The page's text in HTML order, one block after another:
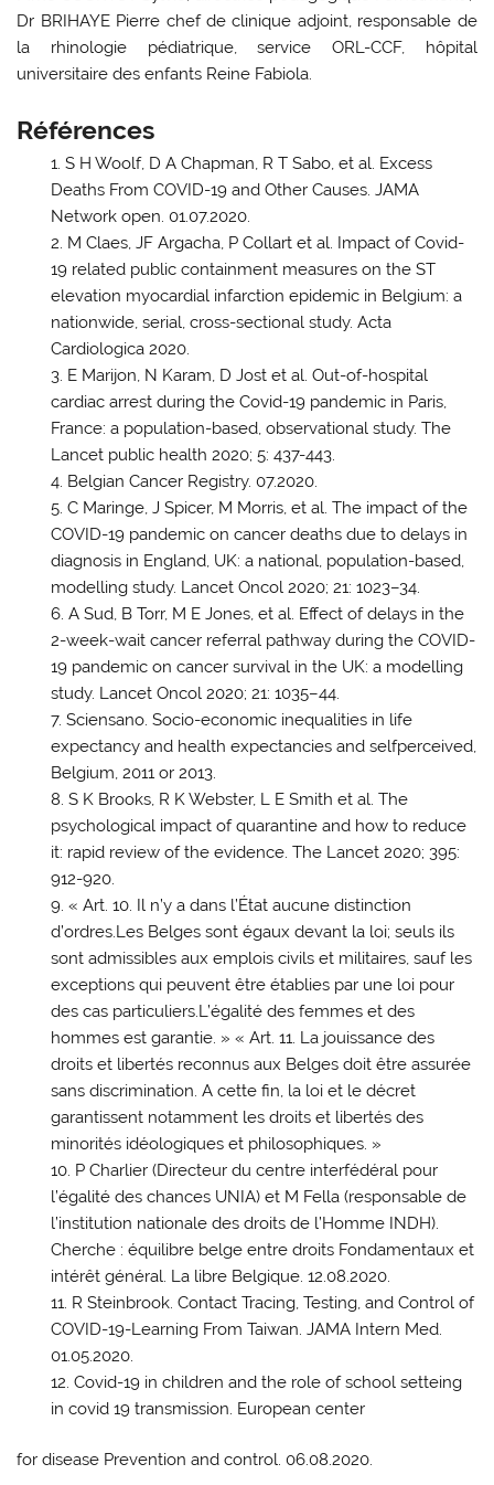
Dr BRIHAYE Pierre chef de clinique adjoint, responsable de
la rhinologie pédiatrique, service ORL-CCF, hôpital
universitaire des enfants Reine Fabiola.
Références
S H Woolf, D A Chapman, R T Sabo, et al. Excess
Deaths From COVID-19 and Other Causes. JAMA
Network open. 01.07.2020.
M Claes, JF Argacha, P Collart et al. Impact of Covid-
19 related public containment measures on the ST
elevation myocardial infarction epidemic in Belgium: a
nationwide, serial, cross-sectional study. Acta
Cardiologica 2020.
E Marijon, N Karam, D Jost et al. Out-of-hospital
cardiac arrest during the Covid-19 pandemic in Paris,
France: a population-based, observational study. The
Lancet public health 2020; 5: 437-443.
Belgian Cancer Registry. 07.2020.
C Maringe, J Spicer, M Morris, et al. The impact of the
COVID-19 pandemic on cancer deaths due to delays in
diagnosis in England, UK: a national, population-based,
modelling study. Lancet Oncol 2020; 21: 1023–34.
A Sud, B Torr, M E Jones, et al. Effect of delays in the
2-week-wait cancer referral pathway during the COVID-
19 pandemic on cancer survival in the UK: a modelling
study. Lancet Oncol 2020; 21: 1035–44.
Sciensano. Socio-economic inequalities in life
expectancy and health expectancies and selfperceived,
Belgium, 2011 or 2013.
S K Brooks, R K Webster, L E Smith et al. The
psychological impact of quarantine and how to reduce
it: rapid review of the evidence. The Lancet 2020; 395:
912-920.
« Art. 10. Il n’y a dans l’État aucune distinction
d’ordres.Les Belges sont égaux devant la loi; seuls ils
sont admissibles aux emplois civils et militaires, sauf les
exceptions qui peuvent être établies par une loi pour
des cas particuliers.L’égalité des femmes et des
hommes est garantie. » « Art. 11. La jouissance des
droits et libertés reconnus aux Belges doit être assurée
sans discrimination. A cette fin, la loi et le décret
garantissent notamment les droits et libertés des
minorités idéologiques et philosophiques. »
P Charlier (Directeur du centre interfédéral pour
l’égalité des chances UNIA) et M Fella (responsable de
l’institution nationale des droits de l’Homme INDH).
Cherche : équilibre belge entre droits Fondamentaux et
intérêt général. La libre Belgique. 12.08.2020.
R Steinbrook. Contact Tracing, Testing, and Control of
COVID-19-Learning From Taiwan. JAMA Intern Med.
01.05.2020.
Covid-19 in children and the role of school setteing
in covid 19 transmission. European center
for disease Prevention and control. 06.08.2020.